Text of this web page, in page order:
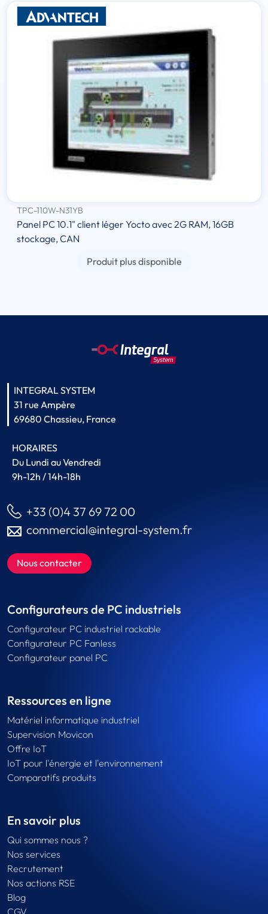
TPC-110W-N31YB
Panel PC 10.1" client léger Yocto avec 2G RAM, 16GB
stockage, CAN
Produit plus disponible
INTEGRAL SYSTEM
31 rue Ampère
69680 Chassieu, France
HORAIRES
Du Lundi au Vendredi
9h-12h / 14h-18h
+33 (0)4 37 69 72 00
commercial@integral-system.fr
Nous contacter
Configurateurs de PC industriels
Configurateur PC industriel rackable
Configurateur PC Fanless
Configurateur panel PC
Ressources en ligne
Matériel informatique industriel
Supervision Movicon
Offre IoT
IoT pour l'énergie et l'environnement
Comparatifs produits
En savoir plus
Qui sommes nous ?
Nos services
Recrutement
Nos actions RSE
Blog